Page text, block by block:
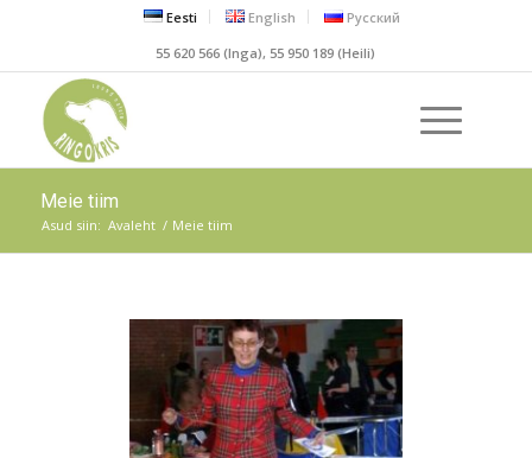
Eesti English
Русский
55 620 566 (Inga), 55 950 189 (Heili)
Meie tiim
Asud siin: Avaleht / Meie tiim